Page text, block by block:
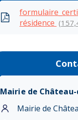
résidence
Mairie de
Mairie de